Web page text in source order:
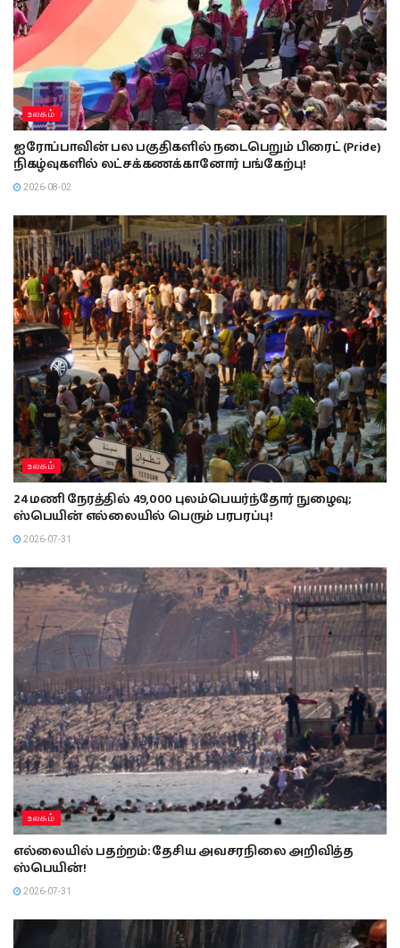
உலகம்
ஐரோப்பாவின் பல பகுதிகளில் நடைபெறும் பிரைட் (Pride)
நிகழ்வுகளில் லட்சக்கணக்கானோர் பங்கேற்பு!
2026-08-02
உலகம்
24 மணி நேரத்தில் 49,000 புலம்பெயர்ந்தோர் நுழைவு;
ஸ்பெயின் எல்லையில் பெரும் பரபரப்பு!
2026-07-31
உலகம்
எல்லையில் பதற்றம்: தேசிய அவசரநிலை அறிவித்த
ஸ்பெயின்!
2026-07-31